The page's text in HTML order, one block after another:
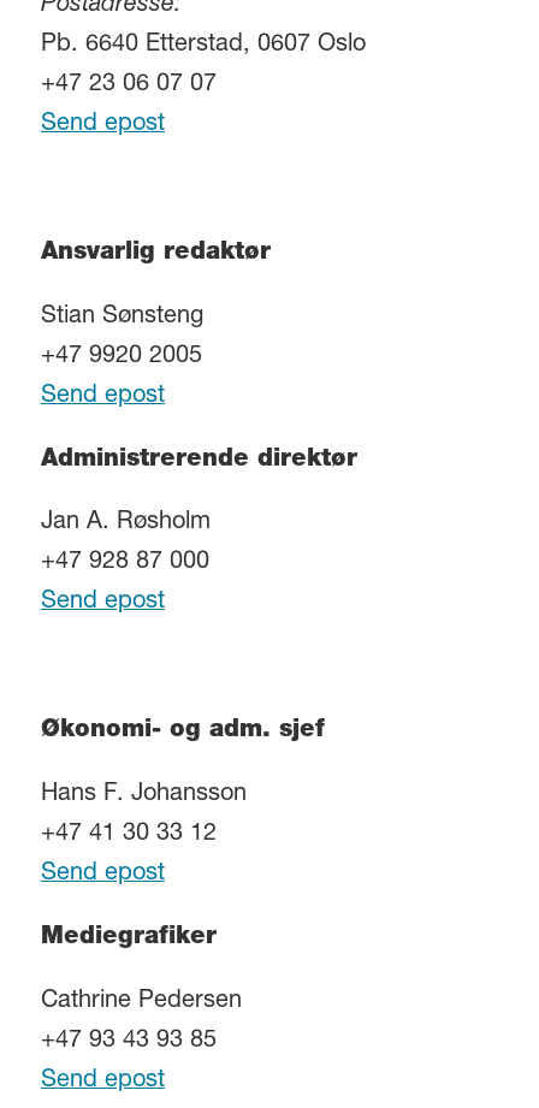
Postadresse:
Pb. 6640 Etterstad, 0607 Oslo
+47 23 06 07 07
Send epost
Ansvarlig redaktør
Stian Sønsteng
+47 9920 2005
Send epost
Administrerende direktør
Jan A. Røsholm
+47 928 87 000
Send epost
Økonomi- og adm. sjef
Hans F. Johansson
+47 41 30 33 12
Send epost
Mediegrafiker
Cathrine Pedersen
+47 93 43 93 85
Send epost